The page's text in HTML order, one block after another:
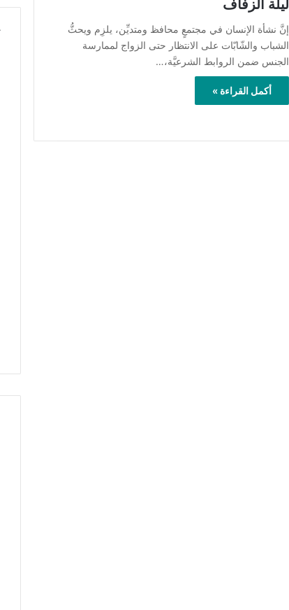
ليلة الزفاف
إنَّ نشأة الإنسان في مجتمعٍ محافظ ومتديِّن، يلزِم ويحثُّ
الشباب والشّابّات على الانتظار حتى الزواج لممارسة
الجنس ضمن الروابط الشرعيَّة،…
أكمل القراءة »